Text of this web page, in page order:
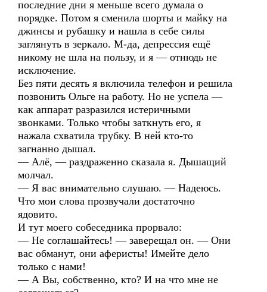
последние дни я меньше всего думала о
порядке. Потом я сменила шорты и майку на
джинсы и рубашку и нашла в себе силы
заглянуть в зеркало. М-да, депрессия ещё
никому не шла на пользу, и я — отнюдь не
исключение.
Без пяти десять я включила телефон и решила
позвонить Ольге на работу. Но не успела —
как аппарат разразился истеричными
звонками. Только чтобы заткнуть его, я
нажала схватила трубку. В ней кто-то
загнанно дышал.
— Алё, — раздраженно сказала я. Дышащий
молчал.
— Я вас внимательно слушаю. — Надеюсь.
Что мои слова прозвучали достаточно
ядовито.
И тут моего собеседника прорвало:
— Не соглашайтесь! — заверещал он. — Они
вас обманут, они аферисты! Имейте дело
только с нами!
— А Вы, собственно, кто? И на что мне не